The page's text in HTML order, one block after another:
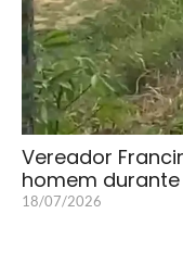
Vereador
homem
18/07/2026